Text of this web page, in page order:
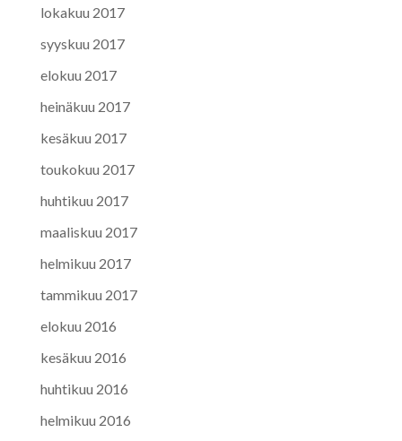
lokakuu 2017
syyskuu 2017
elokuu 2017
heinäkuu 2017
kesäkuu 2017
toukokuu 2017
huhtikuu 2017
maaliskuu 2017
helmikuu 2017
tammikuu 2017
elokuu 2016
kesäkuu 2016
huhtikuu 2016
helmikuu 2016